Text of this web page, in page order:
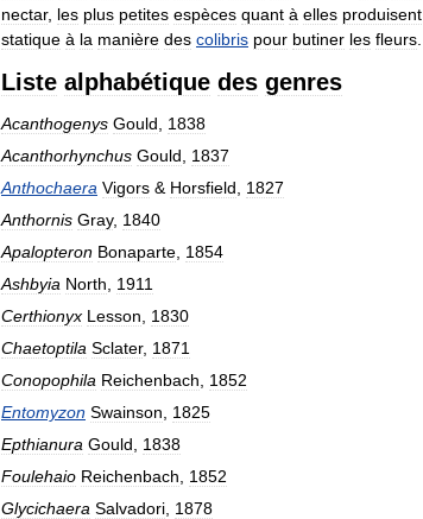
nectar, les plus petites espèces quant à elles produisent
statique à la manière des colibris pour butiner les fleurs
Liste alphabétique des genres
Acanthogenys Gould
1838
Acanthorhynchus Gould
1837
Anthochaera Vigors & Horsfield
1827
Anthornis Gray, 1840
Apalopteron Bonaparte 1854
Ashbyia North
1911
Certhionyx Lesson
1830
Chaetoptila Sclater, 1871
Conopophila Reichenbach
1852
Entomyzon Swainson
1825
Epthianura Gould
1838
Foulehaio Reichenbach
1852
Glycichaera Salvadori 1878